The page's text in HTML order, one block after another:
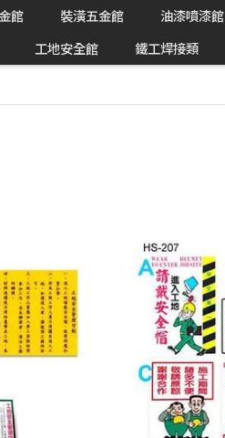
館 裝潢五金館 油漆噴漆館
工地安全館 鐵工焊接類